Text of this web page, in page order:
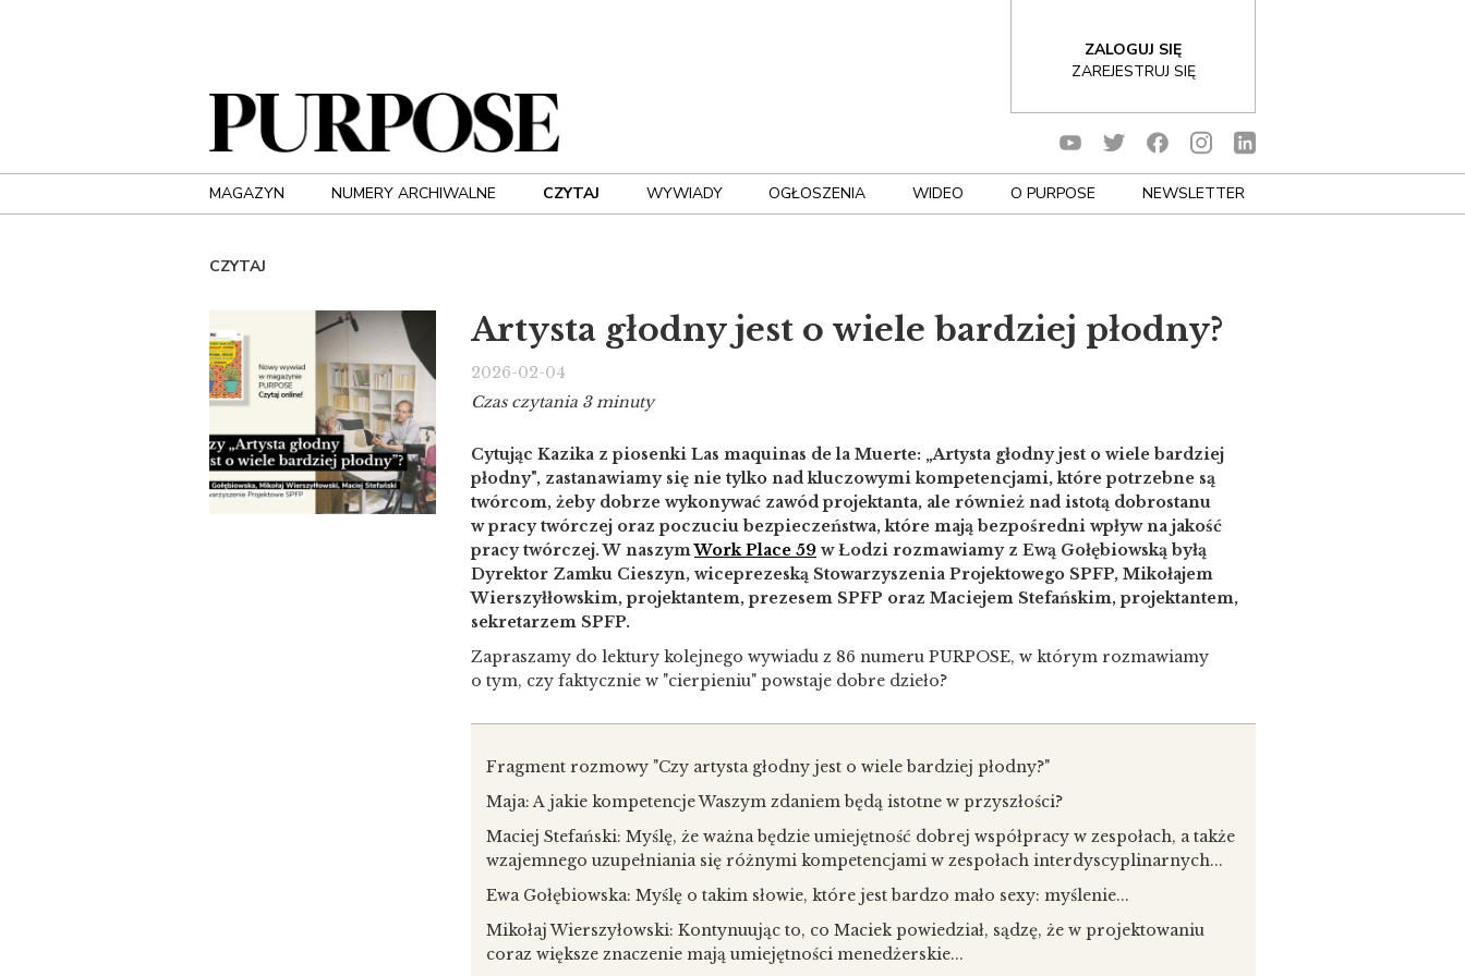
ZALOGUJ SIĘ
ZAREJESTRUJ SIĘ
MAGAZYN NUMERY ARCHIWALNE CZYTAJ WYWIADY OGŁOSZENIA WIDEO O PURPOSE NEWSLETTER
CZYTAJ
Artysta głodny jest o wiele bardziej płodny?
2026-02-04
Czas czytania 3 minuty
Cytując Kazika z piosenki Las maquinas de la Muerte: „Artysta głodny jest o wiele bardziej
płodny", zastanawiamy się nie tylko nad kluczowymi kompetencjami, które potrzebne są
twórcom, żeby dobrze wykonywać zawód projektanta, ale również nad istotą dobrostanu
w pracy twórczej oraz poczuciu bezpieczeństwa, które mają bezpośredni wpływ na jakość
pracy twórczej. W naszymWork Place 59 w Łodzi rozmawiamy z Ewą Gołębiowską byłą
Dyrektor Zamku Cieszyn, wiceprezeską Stowarzyszenia Projektowego SPFP, Mikołajem
Wierszyłłowskim, projektantem, prezesem SPFP oraz Maciejem Stefańskim, projektantem,
sekretarzem SPFP.
Zapraszamy do lektury kolejnego wywiadu z 86 numeru PURPOSE, w którym rozmawiamy
o tym, czy faktycznie w "cierpieniu" powstaje dobre dzieło?
Fragment rozmowy "Czy artysta głodny jest o wiele bardziej płodny?"
Maja: A jakie kompetencje Waszym zdaniem będą istotne w przyszłości?
Maciej Stefański: Myślę, że ważna będzie umiejętność dobrej współpracy w zespołach, a także
wzajemnego uzupełniania się różnymi kompetencjami w zespołach interdyscyplinarnych...
Ewa Gołębiowska: Myślę o takim słowie, które jest bardzo mało sexy: myślenie...
Mikołaj Wierszyłowski: Kontynuując to, co Maciek powiedział, sądzę, że w projektowaniu
coraz większe znaczenie mają umiejętności menedżerskie...